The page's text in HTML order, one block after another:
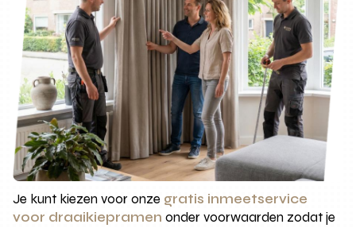
Je kunt kiezen voor onze gratis inmeetservice
voor draaikiepramen onder voorwaarden zodat je